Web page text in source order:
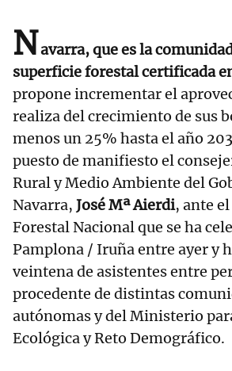
Navarra, que es la
superficie forestal certificada
propone incrementar el
realiza del crecimiento de sus
menos un 25% hasta el año
puesto de manifiesto el
Rural y Medio Ambiente del
Navarra, José Mª Aierdi, ante
Forestal Nacional que se ha
Pamplona / Iruña entre ayer y
veintena de asistentes entre
procedente de distintas
autónomas y del Ministerio
Ecológica y Reto Demográfico.